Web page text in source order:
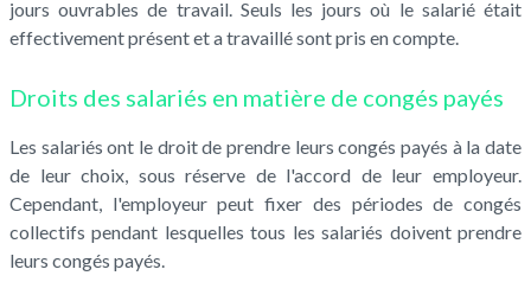
jours ouvrables de travail. Seuls les jours où le salarié était
effectivement présent et a travaillé sont pris en compte.
Droits des salariés en matière de congés payés
Les salariés ont le droit de prendre leurs congés payés à la date
de leur choix, sous réserve de l'accord de leur employeur.
Cependant, l'employeur peut fixer des périodes de congés
collectifs pendant lesquelles tous les salariés doivent prendre
leurs congés payés.